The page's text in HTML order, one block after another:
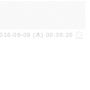
06-09 (木) 00:36:20